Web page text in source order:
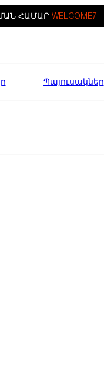
ՀԱՄԱՐ WELCOME7
Պայուսակներ